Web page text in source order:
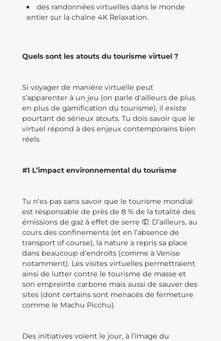
des randonnées virtuelles dans le monde
entier sur la chaîne 4K Relaxation.
Quels sont les atouts du tourisme virtuel ?
Si voyager de manière virtuelle peut
s’apparenter à un jeu (on parle d'ailleurs de plus
en plus de gamification du tourisme), il existe
pourtant de sérieux atouts. Tu dois savoir que le
virtuel répond à des enjeux contemporains bien
réels.
#1 L’impact environnemental du tourisme
Tu n'es pas sans savoir que le tourisme mondial
est responsable de près de 8 % de la totalité des
émissions de gaz à effet de serre 🤦. D’ailleurs, au
cours des confinements (et en l’absence de
transport of course), la nature a repris sa place
dans beaucoup d’endroits (comme à Venise
notamment). Les visites virtuelles permettraient
ainsi de lutter contre le tourisme de masse et
son empreinte carbone mais aussi de sauver des
sites (dont certains sont menacés de fermeture
comme le Machu Picchu).
Des initiatives voient le jour, à l’image du